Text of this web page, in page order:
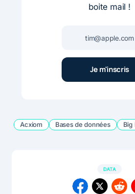
boite mail !
Acxiom Bases de données Big
DATA